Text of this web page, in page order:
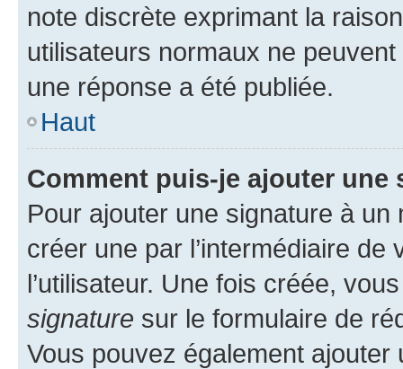
note discrète exprimant la
utilisateurs normaux ne
une réponse a été publiée.
Haut
Comment puis-je ajouter une
Pour ajouter une signature à un
créer une par l’intermédiaire
l’utilisateur. Une fois créée,
signature sur le formulaire de
Vous pouvez également